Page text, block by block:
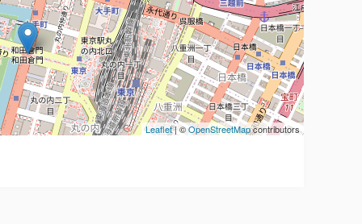
Leaflet| ©OpenStreetMapcontributors